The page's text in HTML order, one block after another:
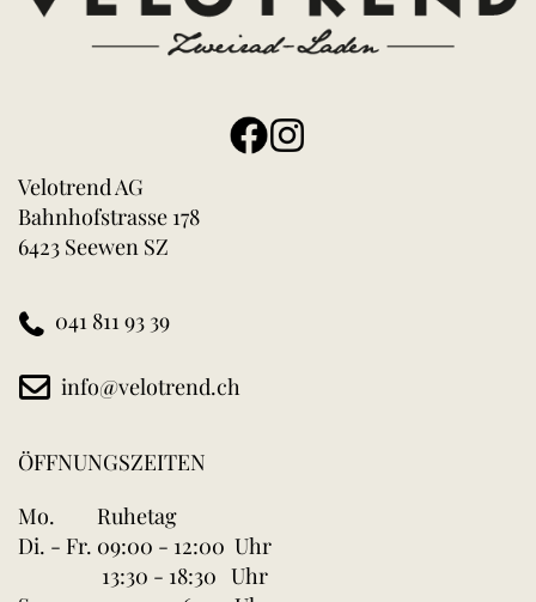
Velotrend AG
Bahnhofstrasse 178
6423 Seewen SZ
041 811 93 39
info@velotrend.ch
ÖFFNUNGSZEITEN
Mo.
Ruhetag
Di. - Fr. 09:00 - 12:00 Uhr
13:30 - 18:30 Uhr